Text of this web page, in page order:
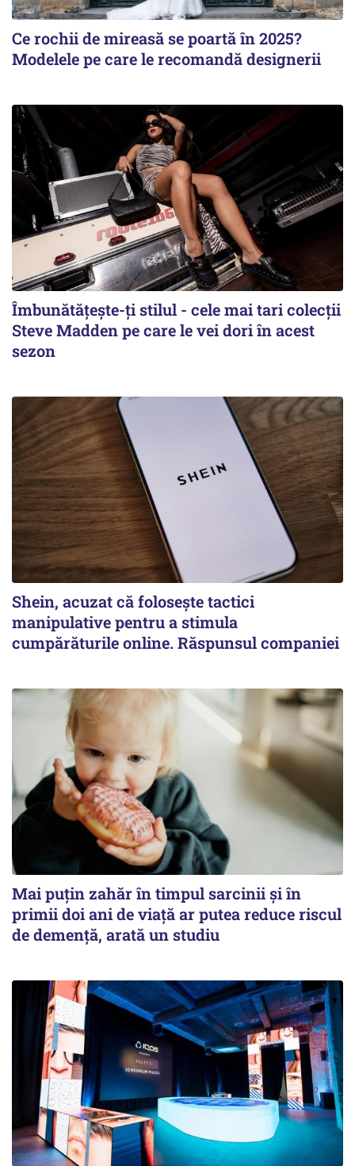
Ce rochii de mireasă se poartă în 2025?
Modelele pe care le recomandă designerii
Îmbunătățește-ți stilul - cele mai tari colecții
Steve Madden pe care le vei dori în acest
sezon
Shein, acuzat că folosește tactici
manipulative pentru a stimula
cumpărăturile online. Răspunsul companiei
Mai puțin zahăr în timpul sarcinii și în
primii doi ani de viață ar putea reduce riscul
de demență, arată un studiu